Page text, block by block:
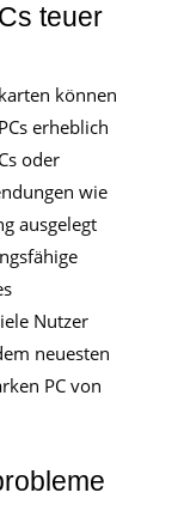
teuer
können
erheblich
oder
wie
ausgelegt
Nutzer
neuesten
PC von